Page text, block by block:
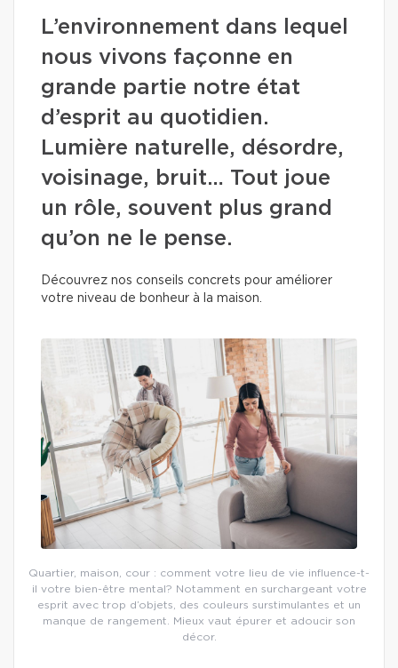
L’environnement dans lequel
nous vivons façonne en
grande partie notre état
d’esprit au quotidien.
Lumière naturelle, désordre,
voisinage, bruit… Tout joue
un rôle, souvent plus grand
qu’on ne le pense.
Découvrez nos conseils concrets pour améliorer
votre niveau de bonheur à la maison.
Quartier, maison, cour : comment votre lieu de vie influence-t-
il votre bien-être mental? Notamment en surchargeant votre
esprit avec trop d’objets, des couleurs surstimulantes et un
manque de rangement. Mieux vaut épurer et adoucir son
décor.